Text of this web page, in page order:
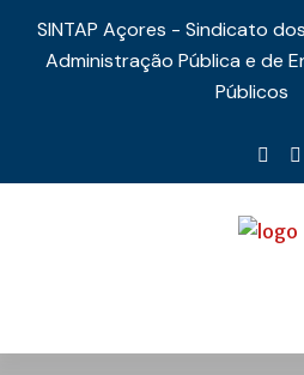
SINTAP Açores - Sindicato
Administração Pública e de
Públicos